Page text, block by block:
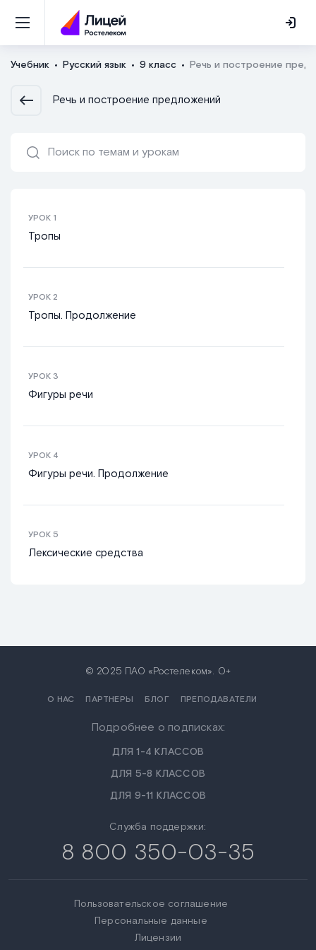
Учебник Русский язык 9 класс Речь и построение
Речь и построение предложений
УРОК 1
Тропы
УРОК 2
Тропы. Продолжение
УРОК 3
Фигуры речи
УРОК 4
Фигуры речи. Продолжение
УРОК 5
Лексические средства
© 2025 ПАО «Ростелеком». 0+
О НАС ПАРТНЕРЫ БЛОГ ПРЕПОДАВАТЕЛИ
Подробнее о подписках:
ДЛЯ 1-4 КЛАССОВ
ДЛЯ 5-8 КЛАССОВ
ДЛЯ 9-11 КЛАССОВ
Служба поддержки:
8 800 350-03-35
Пользовательское соглашение
Персональные данные
Лицензии